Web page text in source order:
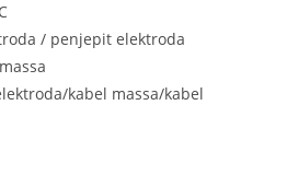
/ penjepit elektroda
kabel massa/kabel